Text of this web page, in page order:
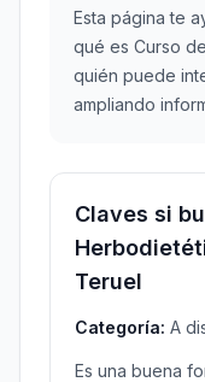
Esta página te
qué es Curso
quién puede
ampliando
Claves si
Teruel
Categoría: A
Es una buena